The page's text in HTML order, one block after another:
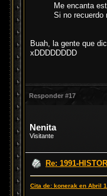
Me encanta
Si no recuerdo
Buah, la gente que
xDDDDDDDD
Responder #17
Nenita
Visitante
Re: 1991-
Cita de: konerak en Abril